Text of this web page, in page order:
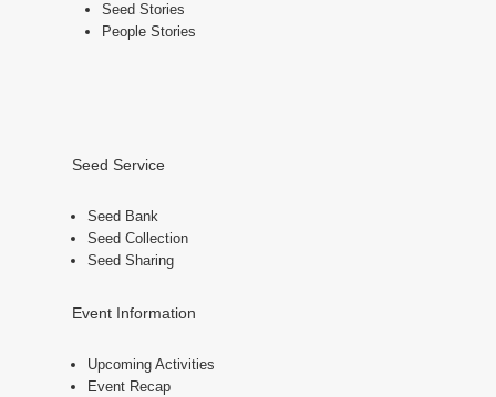
Seed Stories
People Stories
Seed Service
Seed Bank
Seed Collection
Seed Sharing
Event Information
Upcoming Activities
Event Recap